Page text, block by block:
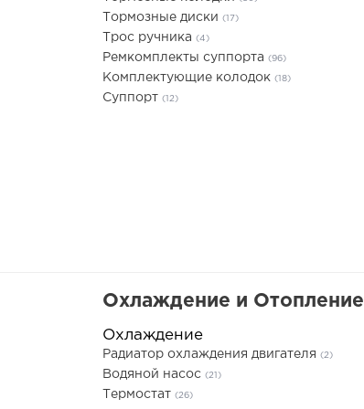
Тормозные диски (17)
Трос ручника (4)
Ремкомплекты суппорта (96)
Комплектующие колодок (18)
Суппорт (12)
Охлаждение и Отопление
Охлаждение
Радиатор охлаждения двигателя (2)
Водяной насос (21)
Термостат (26)